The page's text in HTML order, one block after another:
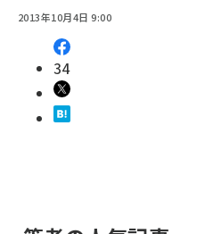
2013年10月4日 9:00
34